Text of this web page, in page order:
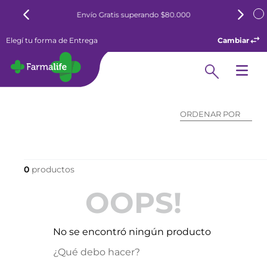
Envío Gratis superando $80.000
Elegí tu forma de Entrega Cambiar
ORDENAR POR
0
OOPS!
No se encontró ningún producto
¿Qué debo hacer?